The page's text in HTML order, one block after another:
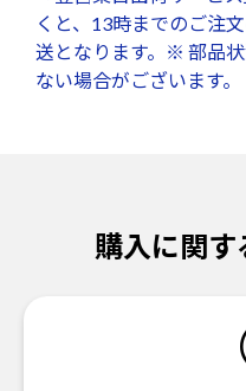
くと、13時までのご注
送となります。※ 部品
ない場合がございます。
購入に関す